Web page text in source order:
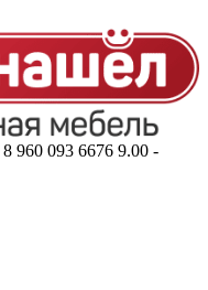
8 960 093 6676 9.00 -